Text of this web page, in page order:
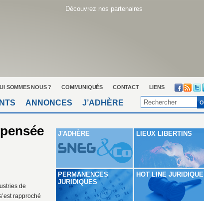
Découvrez nos partenaires
SOMMES NOUS ? COMMUNIQUÉS CONTACT LIENS
ANNONCES J’ADHÈRE
de
rapproché
J'ADHÈRE LIEUX LIBERTINS
PERMANENCES
JURIDIQUES
HOT LINE JURIDIQUE